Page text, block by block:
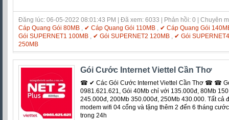
Đăng lúc: 06-05-2022 08:01:43 PM | Đã xem: 6033 | Phản hồi: 0 | Chuyên
Cáp Quang Gói 80MB , ✔ Cáp Quang Gói 110MB , ✔ Cáp Quang Gói
Gói SUPERNET1 100MB , ✔ Gói SUPERNET2 120MB , ✔ Gói
250MB
Gói Cước Internet Viettel Cần Thơ
☎ ✔ Các Gói Cước Internet Viettel Cần Thơ ☎ ☎
0981.621.621, Gói 40Mb chỉ với 135.000đ, 80Mb
245.000đ, 200Mb 350.000đ, 250Mb 430.000. Tất cả
modem wifi 04 cổng và tặng thêm 2 đến 6 tháng
trong 24h